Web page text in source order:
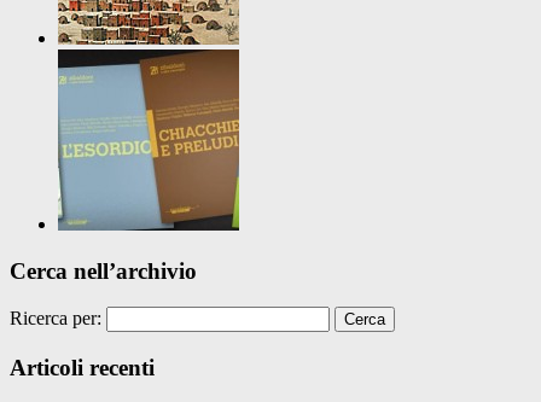
Cerca nell’archivio
Ricerca per:
Articoli recenti